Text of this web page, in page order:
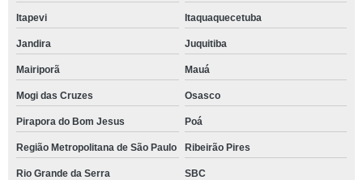
Itapevi Itaquaquecetuba
Jandira Juquitiba
Mairiporã Mauá
Mogi das Cruzes Osasco
Pirapora do Bom Jesus Poá
Região Metropolitana de São Paulo Ribeirão Pires
Rio Grande da Serra SBC